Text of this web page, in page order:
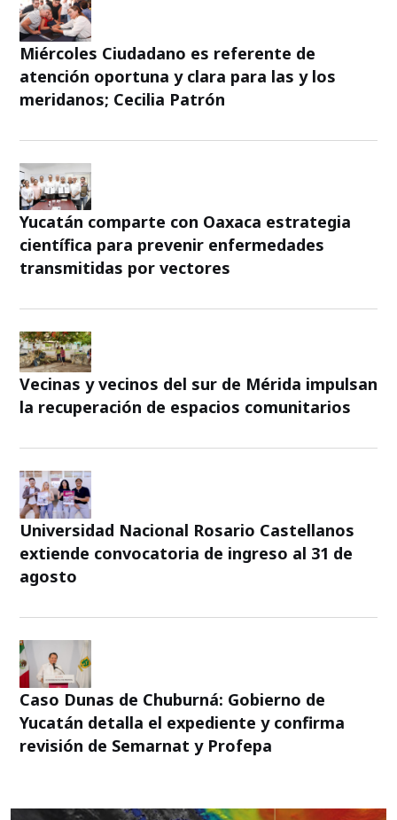
Miércoles Ciudadano es referente de
atención oportuna y clara para las y los
meridanos; Cecilia Patrón
Yucatán comparte con Oaxaca estrategia
científica para prevenir enfermedades
transmitidas por vectores
Vecinas y vecinos del sur de Mérida impulsan
la recuperación de espacios comunitarios
Universidad Nacional Rosario Castellanos
extiende convocatoria de ingreso al 31 de
agosto
Caso Dunas de Chuburná: Gobierno de
Yucatán detalla el expediente y confirma
revisión de Semarnat y Profepa